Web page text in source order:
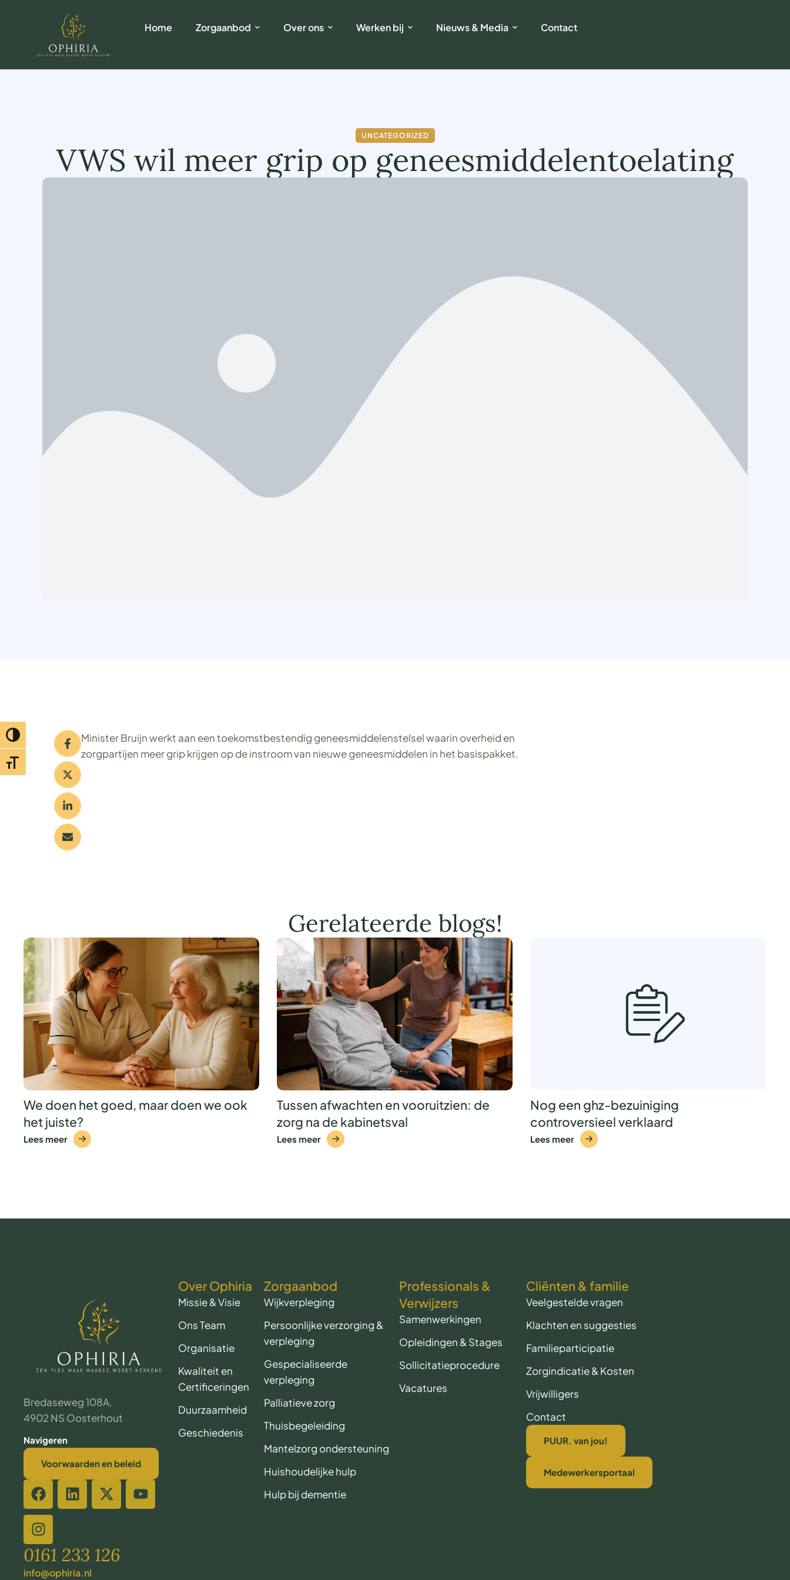
Toggle hoog contrast
Toggle lettertypegrootte
Home Zorgaanbod Over ons Werken bij Nieuws & Media Contact
UNCATEGORIZED
VWS wil meer grip op geneesmiddelentoelating
Minister Bruijn werkt aan een toekomstbestendig geneesmiddelenstelsel waarin overheid en
zorgpartijen meer grip krijgen op de instroom van nieuwe geneesmiddelen in het basispakket.
Gerelateerde blogs!
We doen het goed, maar doen we ook
het juiste?
Lees meer
Tussen afwachten en vooruitzien: de
zorg na de kabinetsval
Lees meer
Nog een ghz-bezuiniging
controversieel verklaard
Lees meer
Bredaseweg 108A,
4902 NS Oosterhout
Navigeren
Voorwaarden en beleid
0161 233 126
info@ophiria.nl
Over Ophiria
Missie & Visie
Ons Team
Organisatie
Kwaliteit en
Certificeringen
Duurzaamheid
Geschiedenis
Zorgaanbod
Wijkverpleging
Persoonlijke verzorging &
verpleging
Gespecialiseerde
verpleging
Palliatieve zorg
Thuisbegeleiding
Mantelzorg ondersteuning
Huishoudelijke hulp
Hulp bij dementie
Professionals &
Verwijzers
Samenwerkingen
Opleidingen & Stages
Sollicitatieprocedure
Vacatures
Cliënten & familie
Veelgestelde vragen
Klachten en suggesties
Familieparticipatie
Zorgindicatie & Kosten
Vrijwilligers
Contact
PUUR. van jou!
Medewerkersportaal